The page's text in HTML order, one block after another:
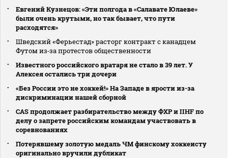
Евгений Кузнецов: «Эти полгода в «Салавате Юлаеве»
были очень крутыми, но так бывает, что пути
расходятся»
Шведский «Ферьестад» расторг контракт с канадцем
Футом из‑за протестов общественности
Известного российского вратаря не стало в 39 лет. У
Алексея остались три дочери
«Без России это не хоккей!» На Западе в ярости из-за
дискриминации нашей сборной
CAS продолжает разбирательство между ФХР и IIHF по
делу о запрете российским командам участвовать в
соревнованиях
Потерявшему золотую медаль ЧМ финскому хоккеисту
оригинально вручили дубликат